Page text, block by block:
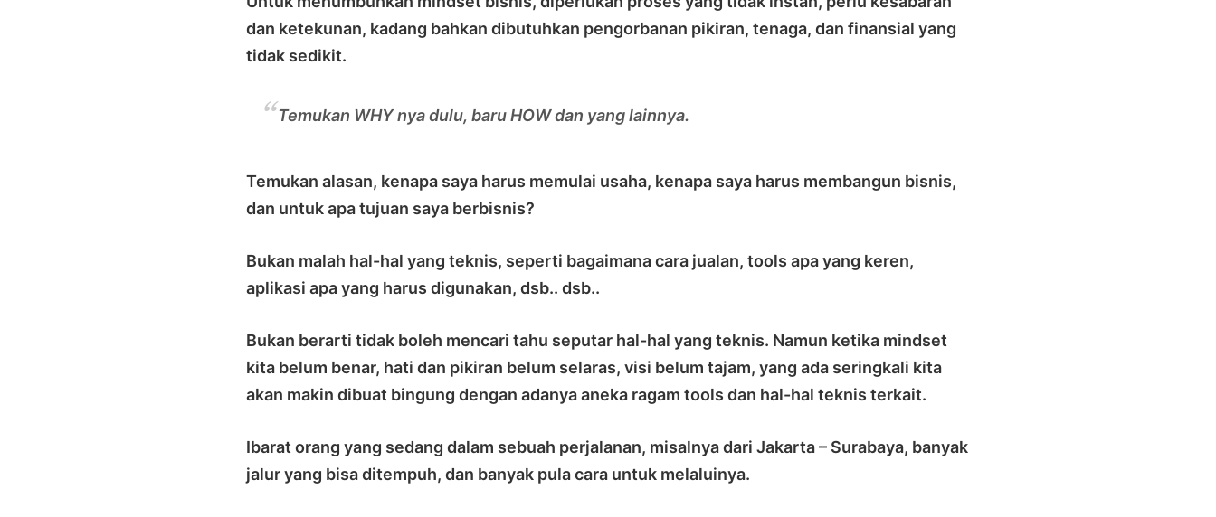
dan ketekunan, kadang bahkan dibutuhkan pengorbanan pikiran, tenaga, dan finansial yang
tidak sedikit.
Temukan WHY nya dulu, baru HOW dan yang lainnya.
Temukan alasan, kenapa saya harus memulai usaha, kenapa saya harus membangun bisnis,
dan untuk apa tujuan saya berbisnis?
Bukan malah hal-hal yang teknis, seperti bagaimana cara jualan, tools apa yang keren,
aplikasi apa yang harus digunakan, dsb.. dsb..
Bukan berarti tidak boleh mencari tahu seputar hal-hal yang teknis. Namun ketika mindset
kita belum benar, hati dan pikiran belum selaras, visi belum tajam, yang ada seringkali kita
akan makin dibuat bingung dengan adanya aneka ragam tools dan hal-hal teknis terkait.
Ibarat orang yang sedang dalam sebuah perjalanan, misalnya dari Jakarta – Surabaya, banyak
jalur yang bisa ditempuh, dan banyak pula cara untuk melaluinya.